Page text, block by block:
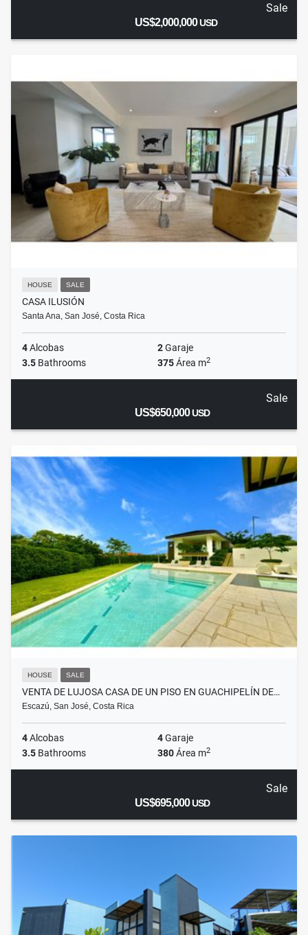
Sale
US$2,000,000USD
HOUSE SALE
CASA ILUSIÓN
Santa Ana, San José, Costa Rica
4Alcobas 2Garaje
3.5 Bathrooms 375Área m2
Sale
US$650,000USD
HOUSE SALE
VENTA DE LUJOSA CASA DE UN PISO EN GUACHIPELÍN DE…
Escazú, San José, Costa Rica
4Alcobas 4Garaje
3.5 Bathrooms 380Área m2
Sale
US$695,000USD